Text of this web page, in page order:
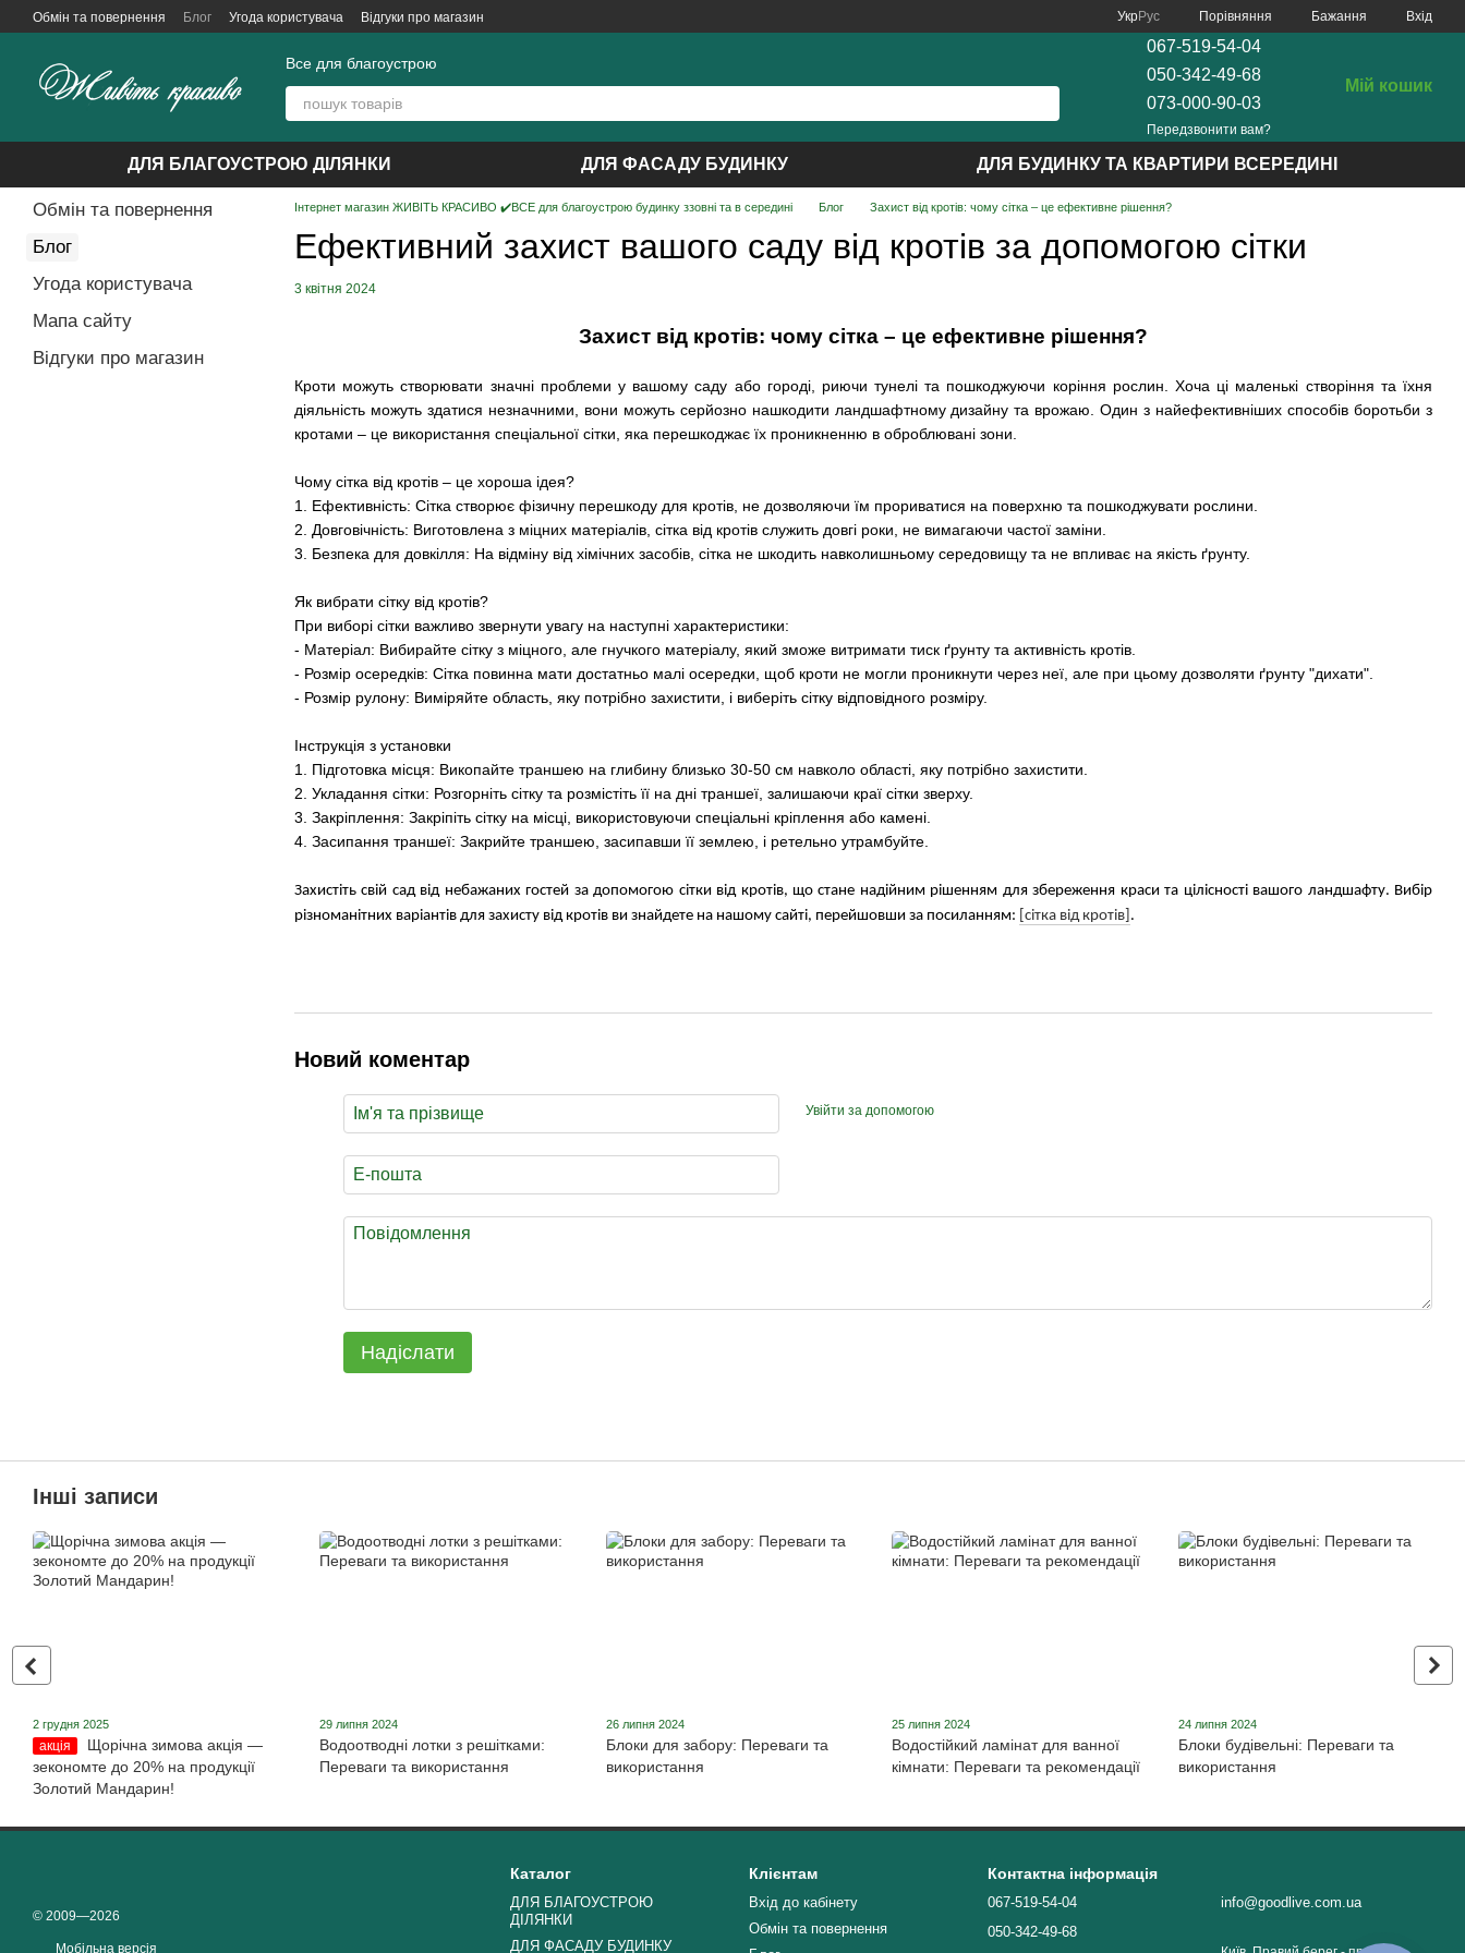
Перейти до основного контенту
Обмін та повернення Блог Угода користувача Відгуки про магазин УкрРус Порівняння Бажання Вхід
Все для благоустрою
067-519-54-04
050-342-49-68
073-000-90-03
Передзвонити вам?
Мій кошик
ДЛЯ БЛАГОУСТРОЮ ДІЛЯНКИ ДЛЯ ФАСАДУ БУДИНКУ ДЛЯ БУДИНКУ ТА КВАРТИРИ ВСЕРЕДИНІ
Інтернет магазин ЖИВІТЬ КРАСИВО ✔️ВСЕ для благоустрою будинку ззовні та в середині Блог Захист від кротів: чому сітка – це ефективне рішення?
Ефективний захист вашого саду від кротів за допомогою сітки
3 квітня 2024
Захист від кротів: чому сітка – це ефективне рішення?
Кроти можуть створювати значні проблеми у вашому саду або городі, риючи тунелі та пошкоджуючи коріння рослин. Хоча ці маленькі створіння та їхня
діяльність можуть здатися незначними, вони можуть серйозно нашкодити ландшафтному дизайну та врожаю. Один з найефективніших способів боротьби з
кротами – це використання спеціальної сітки, яка перешкоджає їх проникненню в оброблювані зони.
Чому сітка від кротів – це хороша ідея?
1. Ефективність: Сітка створює фізичну перешкоду для кротів, не дозволяючи їм прориватися на поверхню та пошкоджувати рослини.
2. Довговічність: Виготовлена з міцних матеріалів, сітка від кротів служить довгі роки, не вимагаючи частої заміни.
3. Безпека для довкілля: На відміну від хімічних засобів, сітка не шкодить навколишньому середовищу та не впливає на якість ґрунту.
Як вибрати сітку від кротів?
При виборі сітки важливо звернути увагу на наступні характеристики:
- Матеріал: Вибирайте сітку з міцного, але гнучкого матеріалу, який зможе витримати тиск ґрунту та активність кротів.
- Розмір осередків: Сітка повинна мати достатньо малі осередки, щоб кроти не могли проникнути через неї, але при цьому дозволяти ґрунту "дихати".
- Розмір рулону: Виміряйте область, яку потрібно захистити, і виберіть сітку відповідного розміру.
Інструкція з установки
1. Підготовка місця: Викопайте траншею на глибину близько 30-50 см навколо області, яку потрібно захистити.
2. Укладання сітки: Розгорніть сітку та розмістіть її на дні траншеї, залишаючи краї сітки зверху.
3. Закріплення: Закріпіть сітку на місці, використовуючи спеціальні кріплення або камені.
4. Засипання траншеї: Закрийте траншею, засипавши її землею, і ретельно утрамбуйте.
Захистіть свій сад від небажаних гостей за допомогою сітки від кротів, що стане надійним рішенням для збереження краси та цілісності вашого ландшафту. Вибір
різноманітних варіантів для захисту від кротів ви знайдете на нашому сайті, перейшовши за посиланням: [сітка від кротів] .
Новий коментар
Увійти за допомогою
Надіслати
Обмін та повернення
Блог
Угода користувача
Мапа сайту
Відгуки про магазин
Інші записи
2 грудня 2025
акція
Щорічна зимова акція ―
зекономте до 20% на продукції
Золотий Мандарин!
29 липня 2024
Водоотводні лотки з решітками:
Переваги та використання
26 липня 2024
Блоки для забору: Переваги та
використання
25 липня 2024
Водостійкий ламінат для ванної
кімнати: Переваги та рекомендації
24 липня 2024
Блоки будівельні: Переваги та
використання
© 2009—2026
Мобільна версія
Каталог
ДЛЯ БЛАГОУСТРОЮ
ДІЛЯНКИ
ДЛЯ ФАСАДУ БУДИНКУ
Клієнтам
Вхід до кабінету
Обмін та повернення
Контактна інформація
067-519-54-04
050-342-49-68
info@goodlive.com.ua